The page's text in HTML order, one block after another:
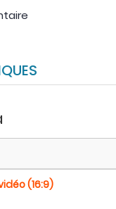
(16:9)